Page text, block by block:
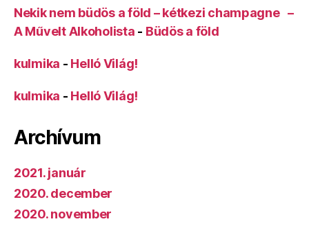
Nekik nem büdös a föld – kétkezi champagne –
A Művelt Alkoholista - Büdös a föld
kulmika - Helló Világ!
kulmika - Helló Világ!
Archívum
2021. január
2020. december
2020. november